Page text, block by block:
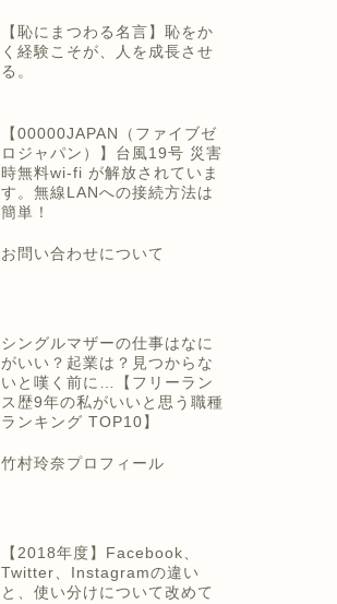
【恥にまつわる名言】恥をか
く経験こそが、人を成長させ
る。
【00000JAPAN（ファイブゼ
ロジャパン）】台風19号 災害
時無料wi-fi が解放されていま
す。無線LANへの接続方法は
簡単！
お問い合わせについて
シングルマザーの仕事はなに
がいい？起業は？見つからな
いと嘆く前に…【フリーラン
ス歴9年の私がいいと思う職種
ランキング TOP10】
竹村玲奈プロフィール
【2018年度】Facebook、
Twitter、Instagramの違い
と、使い分けについて改めて